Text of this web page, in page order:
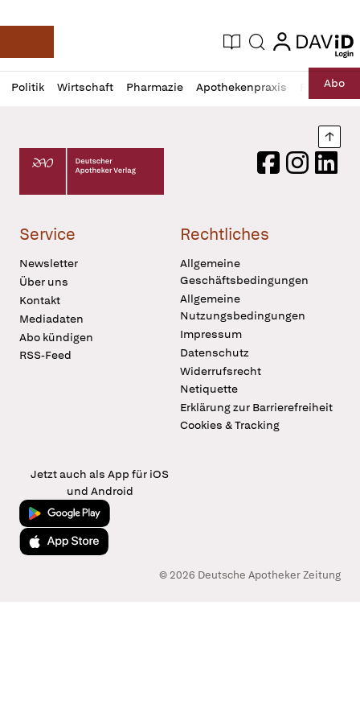
Deutsche Apotheker Zeitung
Aktuelle Ausgabe
Suche login
login
Politik Wirtschaft Pharmazie Apothekenpraxis RechtAbo
Profil
öffnen
Daz
Pur
Deutscher Apotheker Verlag Logo
FacebookInstagram
Service
Newsletter
Über uns
Kontakt
Mediadaten
Abo kündigen
RSS-Feed
Rechtliches
Allgemeine
Geschäftsbedingungen
Allgemeine
Nutzungsbedingungen
Impressum
Datenschutz
Widerrufsrecht
Netiquette
Erklärung zur Barrierefreiheit
Cookies & Tracking
Jetzt auch als App für iOS
und Android
Jetzt bei Google Play
Laden im App Store
© 2026 Deutsche Apotheker Zeitung